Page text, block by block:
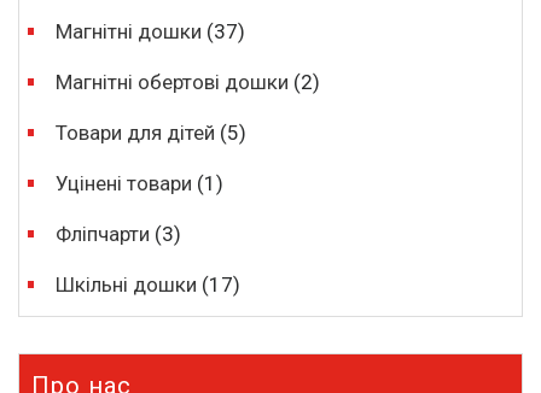
Магнітні дошки (37)
Магнітні обертові дошки (2)
Товари для дітей (5)
Уцінені товари (1)
Фліпчарти (3)
Шкільні дошки (17)
Про нас